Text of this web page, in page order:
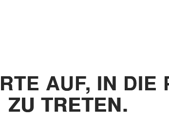
AUF, IN DIE
ZU TRETEN.